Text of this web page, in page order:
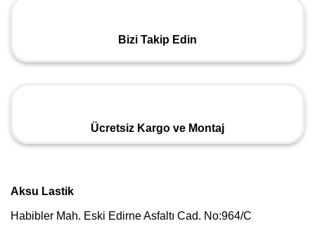
Bizi Takip Edin
Ücretsiz Kargo ve Montaj
Aksu Lastik
Habibler Mah. Eski Edirne Asfaltı Cad. No:964/C